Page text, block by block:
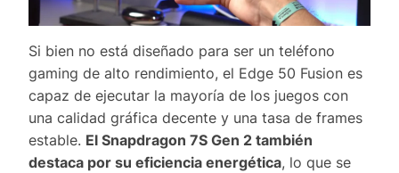
Si bien no está diseñado para ser un teléfono
gaming de alto rendimiento, el Edge 50 Fusion es
capaz de ejecutar la mayoría de los juegos con
una calidad gráfica decente y una tasa de frames
estable. El Snapdragon 7S Gen 2 también
destaca por su eficiencia energética, lo que se